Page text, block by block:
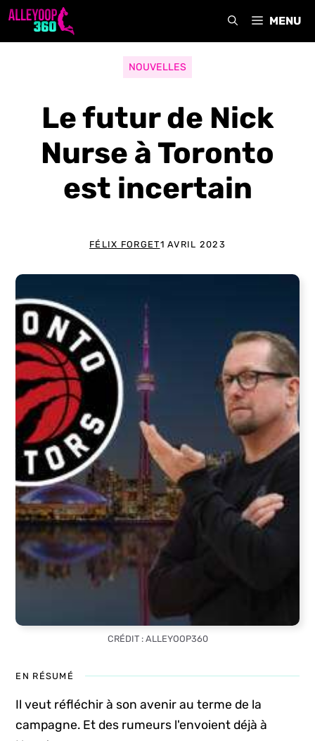
Aller
MENU
NOUVELLES
Le futur de Nick
Nurse à Toronto
est incertain
FÉLIX FORGET1 AVRIL 2023
CRÉDIT : ALLEYOOP360
EN RÉSUMÉ
Il veut réfléchir à son avenir au terme de la
campagne. Et des rumeurs l'envoient déjà à